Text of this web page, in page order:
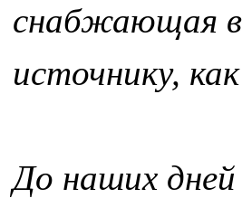
снабжающая
источнику,
До наших дней